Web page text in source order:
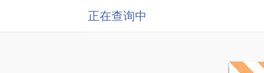
正在查询中